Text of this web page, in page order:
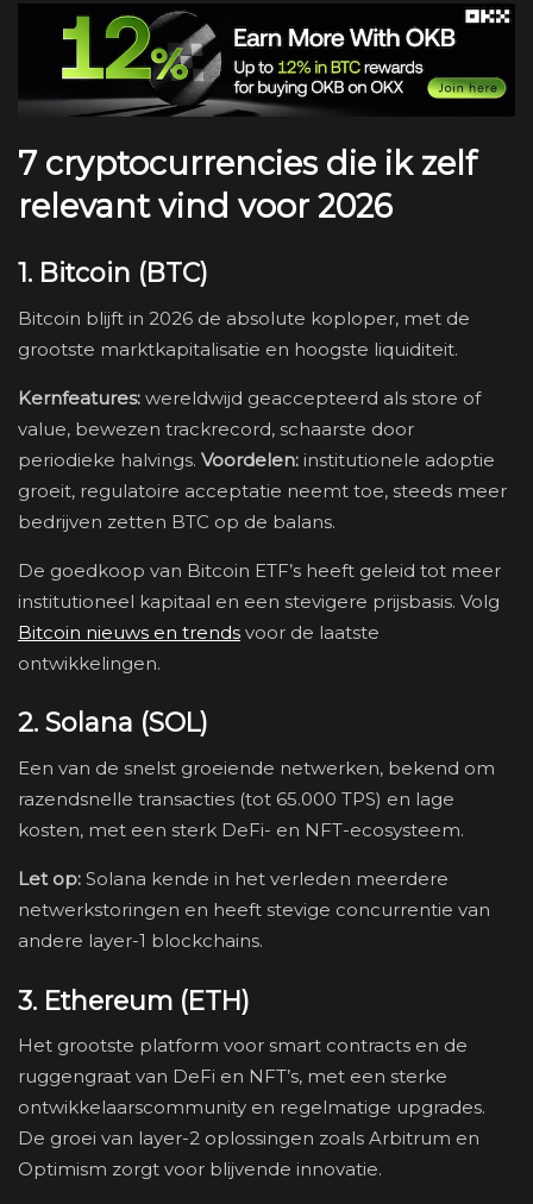
7 cryptocurrencies die ik zelf
relevant vind voor 2026
1. Bitcoin (BTC)
Bitcoin blijft in 2026 de absolute koploper, met de
grootste marktkapitalisatie en hoogste liquiditeit.
Kernfeatures: wereldwijd geaccepteerd als store of
value, bewezen trackrecord, schaarste door
periodieke halvings. Voordelen: institutionele adoptie
groeit, regulatoire acceptatie neemt toe, steeds meer
bedrijven zetten BTC op de balans.
De goedkoop van Bitcoin ETF’s heeft geleid tot meer
institutioneel kapitaal en een stevigere prijsbasis. Volg
Bitcoin nieuws en trends voor de laatste
ontwikkelingen.
2. Solana (SOL)
Een van de snelst groeiende netwerken, bekend om
razendsnelle transacties (tot 65.000 TPS) en lage
kosten, met een sterk DeFi- en NFT-ecosysteem.
Let op: Solana kende in het verleden meerdere
netwerkstoringen en heeft stevige concurrentie van
andere layer-1 blockchains.
3. Ethereum (ETH)
Het grootste platform voor smart contracts en de
ruggengraat van DeFi en NFT’s, met een sterke
ontwikkelaarscommunity en regelmatige upgrades.
De groei van layer-2 oplossingen zoals Arbitrum en
Optimism zorgt voor blijvende innovatie.